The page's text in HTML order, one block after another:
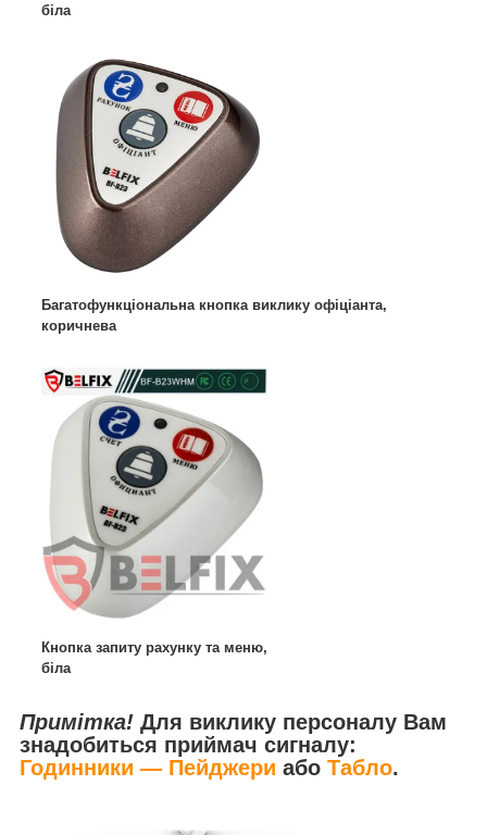
біла
Багатофункціональна кнопка виклику офіціанта,
коричнева
Кнопка запиту рахунку та меню,
біла
Примітка! Для виклику персоналу Вам
знадобиться приймач сигналу:
Годинники — Пейджери або Табло.